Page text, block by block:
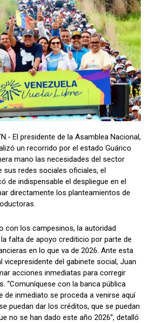
El presidente de la Asamblea Nacional,
un recorrido por el estado Guárico
mano las necesidades del sector
sus redes sociales oficiales, el
de indispensable el despliegue en el
directamente los planteamientos de
con los campesinos, la autoridad
falta de apoyo crediticio por parte de
en lo que va de 2026. Ante esta
vicepresidente del gabinete social, Juan
acciones inmediatas para corregir
“Comuníquese con la banca pública
de inmediato se proceda a venirse aquí
puedan dar los créditos, que se puedan
no se han dado este año 2026”, detalló